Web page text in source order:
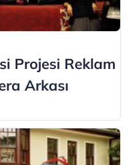
Projesi Reklam
Arkası